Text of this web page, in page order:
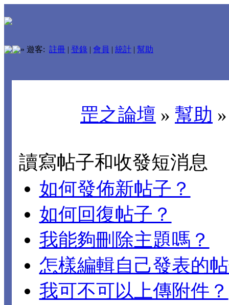
» 遊客: 註冊 | 登錄 | 會員 | 統計 | 幫助
罡之論壇 » 幫助
讀寫帖子和收發短消息
如何發佈新帖子？
如何回復帖子？
我能夠刪除主題嗎？
怎樣編輯自己發表的
我可不可以上傳附件？